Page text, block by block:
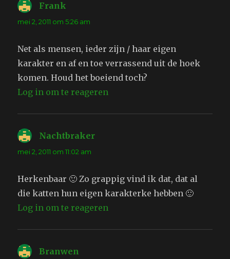
Frank
mei 2, 2011 om 5:26 am
Net als mensen, ieder zijn / haar eigen
karakter en af en toe verrassend uit de hoek
komen. Houd het boeiend toch?
Log in om te reageren
Nachtbraker
mei 2, 2011 om 11:02 am
Herkenbaar 🙂 Zo grappig vind ik dat, dat al
die katten hun eigen karakterke hebben 🙂
Log in om te reageren
Branwen